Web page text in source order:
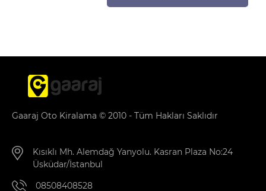
Gaaraj Oto Kiralama © 2010 - Tüm Hakları Saklıdır
Kısıklı Mh. Alemdağ Yanyolu. Kasran Plaza No:24
Üsküdar/İstanbul
08508408528